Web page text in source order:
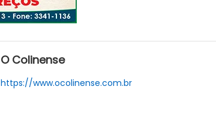
O Colinense
https://www.ocolinense.com.br